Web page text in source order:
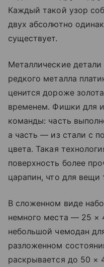
Каждый такой узор
двух абсолютно
существует.
Металлические
редкого металла
ценится дороже
временем. Фишки для
команды: часть
а часть — из стали с
цвета. Такая
поверхность более
царапин, что для вещи
В сложенном виде
немного места — 25 ×
небольшой чемодан
разложенном
раскрывается до 50 ×